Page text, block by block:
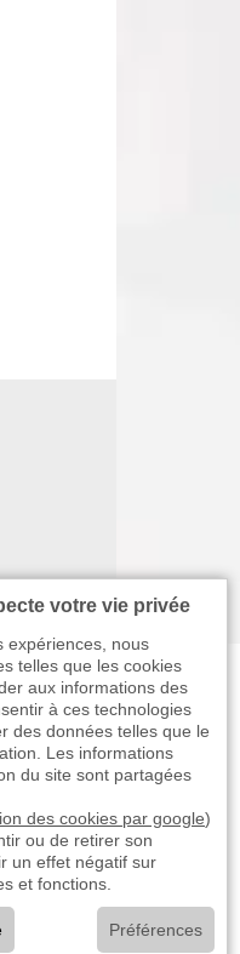
votre vie privée
expériences, nous
telles que les cookies
aux informations des
à ces technologies
des données telles que le
Les informations
du site sont partagées
des cookies par google)
ou de retirer son
un effet négatif sur
et fonctions.
Préférences